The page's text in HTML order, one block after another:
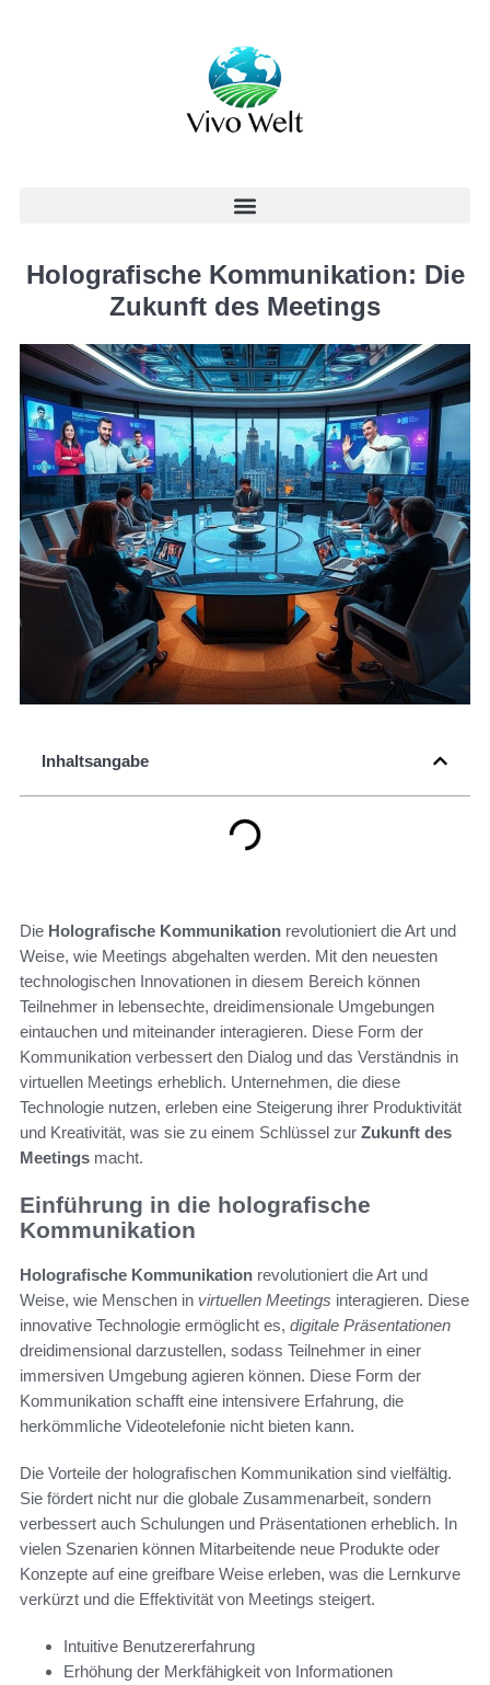
Holografische Kommunikation: Die
Zukunft des Meetings
Inhaltsangabe
Die Holografische Kommunikation revolutioniert die Art und
Weise, wie Meetings abgehalten werden. Mit den neuesten
technologischen Innovationen in diesem Bereich können
Teilnehmer in lebensechte, dreidimensionale Umgebungen
eintauchen und miteinander interagieren. Diese Form der
Kommunikation verbessert den Dialog und das Verständnis in
virtuellen Meetings erheblich. Unternehmen, die diese
Technologie nutzen, erleben eine Steigerung ihrer Produktivität
und Kreativität, was sie zu einem Schlüssel zur Zukunft des
Meetings macht.
Einführung in die holografische
Kommunikation
Holografische Kommunikation revolutioniert die Art und
Weise, wie Menschen in virtuellen Meetings interagieren. Diese
innovative Technologie ermöglicht es, digitale Präsentationen
dreidimensional darzustellen, sodass Teilnehmer in einer
immersiven Umgebung agieren können. Diese Form der
Kommunikation schafft eine intensivere Erfahrung, die
herkömmliche Videotelefonie nicht bieten kann.
Die Vorteile der holografischen Kommunikation sind vielfältig.
Sie fördert nicht nur die globale Zusammenarbeit, sondern
verbessert auch Schulungen und Präsentationen erheblich. In
vielen Szenarien können Mitarbeitende neue Produkte oder
Konzepte auf eine greifbare Weise erleben, was die Lernkurve
verkürzt und die Effektivität von Meetings steigert.
Intuitive Benutzererfahrung
Erhöhung der Merkfähigkeit von Informationen